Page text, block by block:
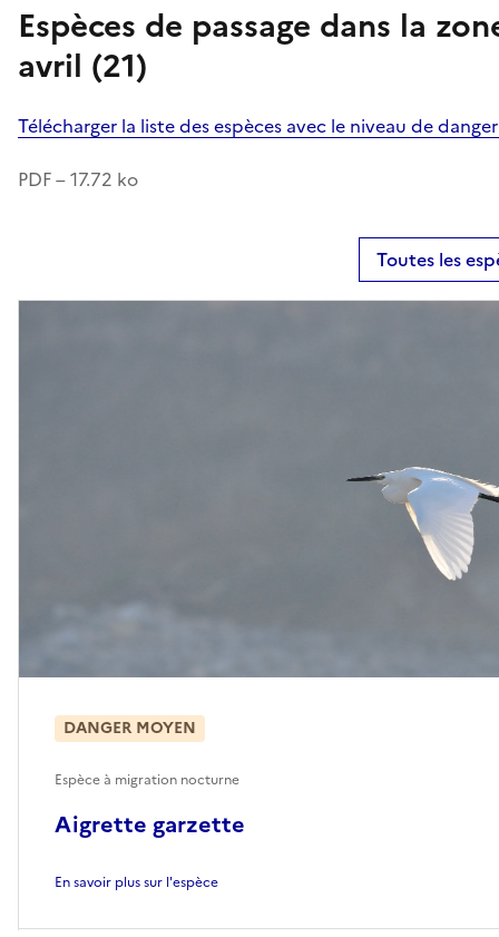
Espèces de passage dans la
avril (21)
Télécharger la liste des espèces avec le niveau de
PDF – 17.72 ko
Toutes les
Aigrette garzette
DANGER MOYEN
Espèce à migration nocturne
En savoir plus sur l'espèce